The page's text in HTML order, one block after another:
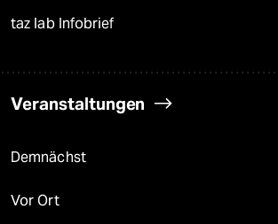
taz lab Infobrief
Veranstaltungen
Demnächst
Vor Ort